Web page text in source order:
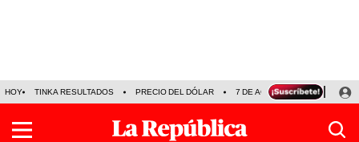
HOY TINKA RESULTADOS PRECIO DEL DÓLAR 7 DE AGOSTO OLLANTA